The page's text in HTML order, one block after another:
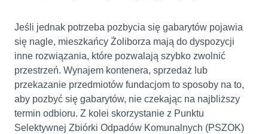
Jeśli jednak potrzeba pozbycia się gabarytów pojawia
się nagle, mieszkańcy Żoliborza mają do dyspozycji
inne rozwiązania, które pozwalają szybko zwolnić
przestrzeń. Wynajem kontenera, sprzedaż lub
przekazanie przedmiotów fundacjom to sposoby na to,
aby pozbyć się gabarytów, nie czekając na najbliższy
termin odbioru. Z kolei skorzystanie z Punktu
Selektywnej Zbiórki Odpadów Komunalnych (PSZOK)